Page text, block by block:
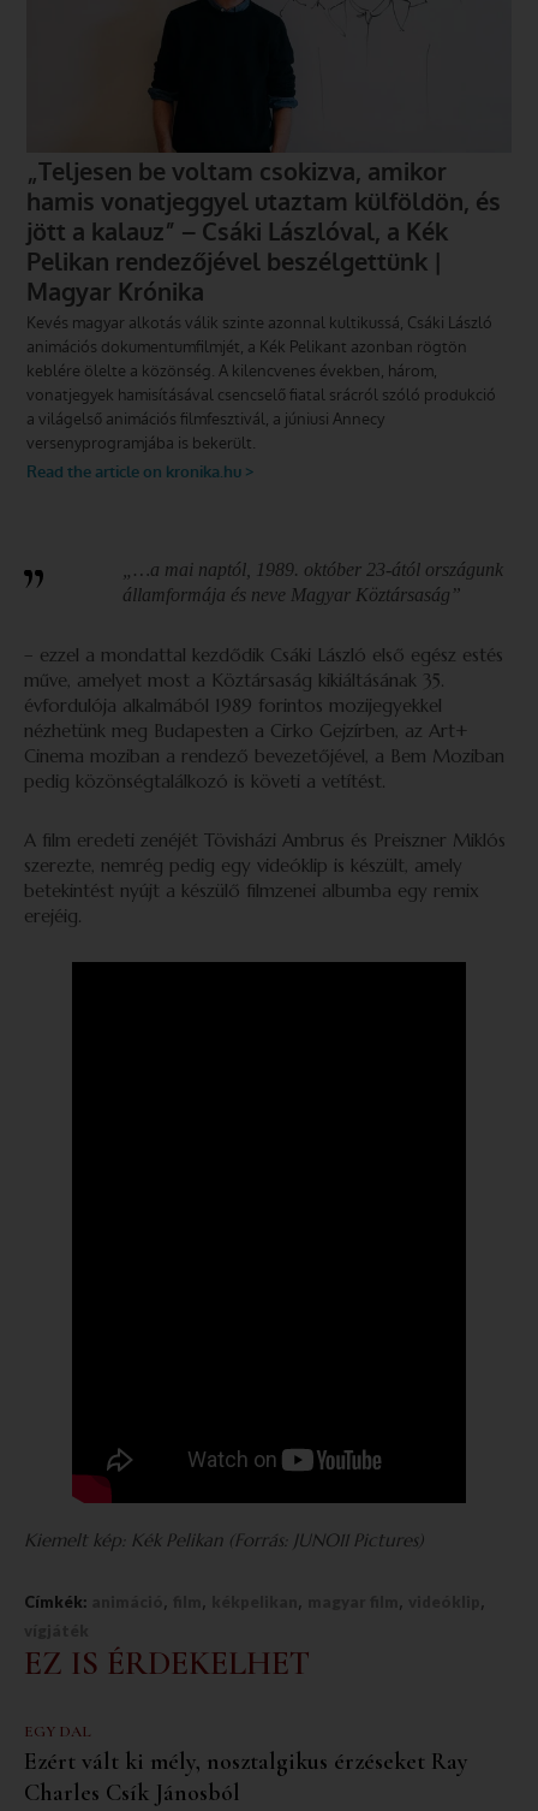
„…a mai naptól, 1989. október 23-ától országunk
államformája és neve Magyar Köztársaság”
– ezzel a mondattal kezdődik Csáki László első egész estés
műve, amelyet most a Köztársaság kikiáltásának 35.
évfordulója alkalmából 1989 forintos mozijegyekkel
nézhetünk meg Budapesten a Cirko Gejzírben, az Art+
Cinema moziban a rendező bevezetőjével, a Bem Moziban
pedig közönségtalálkozó is követi a vetítést.
A film eredeti zenéjét Tövisházi Ambrus és Preiszner Miklós
szerezte, nemrég pedig egy videóklip is készült, amely
betekintést nyújt a készülő filmzenei albumba egy remix
erejéig.
Kiemelt kép: Kék Pelikan (Forrás: JUNO11 Pictures)
Címkék: , , , , ,
EZ IS ÉRDEKELHET
EGY DAL
Ezért vált ki mély, nosztalgikus érzéseket Ray
Charles Csík Jánosból